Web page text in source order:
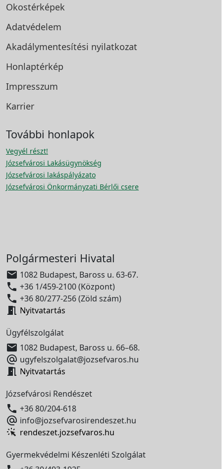
Okostérképek
Adatvédelem
Akadálymentesítési nyilatkozat
Honlaptérkép
Impresszum
Karrier
További honlapok
Vegyél részt!
Józsefvárosi Lakásügynökség
Józsefvárosi lakáspályázato
Józsefvárosi Önkormányzati Bérlői csere
Polgármesteri Hivatal
 1082 Budapest, Baross u. 63-67.
 +36 1/459-2100 (Központ)
 +36 80/277-256 (Zöld szám)
 Nyitvatartás
Ügyfélszolgálat
 1082 Budapest, Baross u. 66–68.
 ugyfelszolgalat@jozsefvaros.hu
 Nyitvatartás
Józsefvárosi Rendészet
 +36 80/204-618
 info@jozsefvarosirendeszet.hu
rendeszet.jozsefvaros.hu
Gyermekvédelmi Készenléti Szolgálat